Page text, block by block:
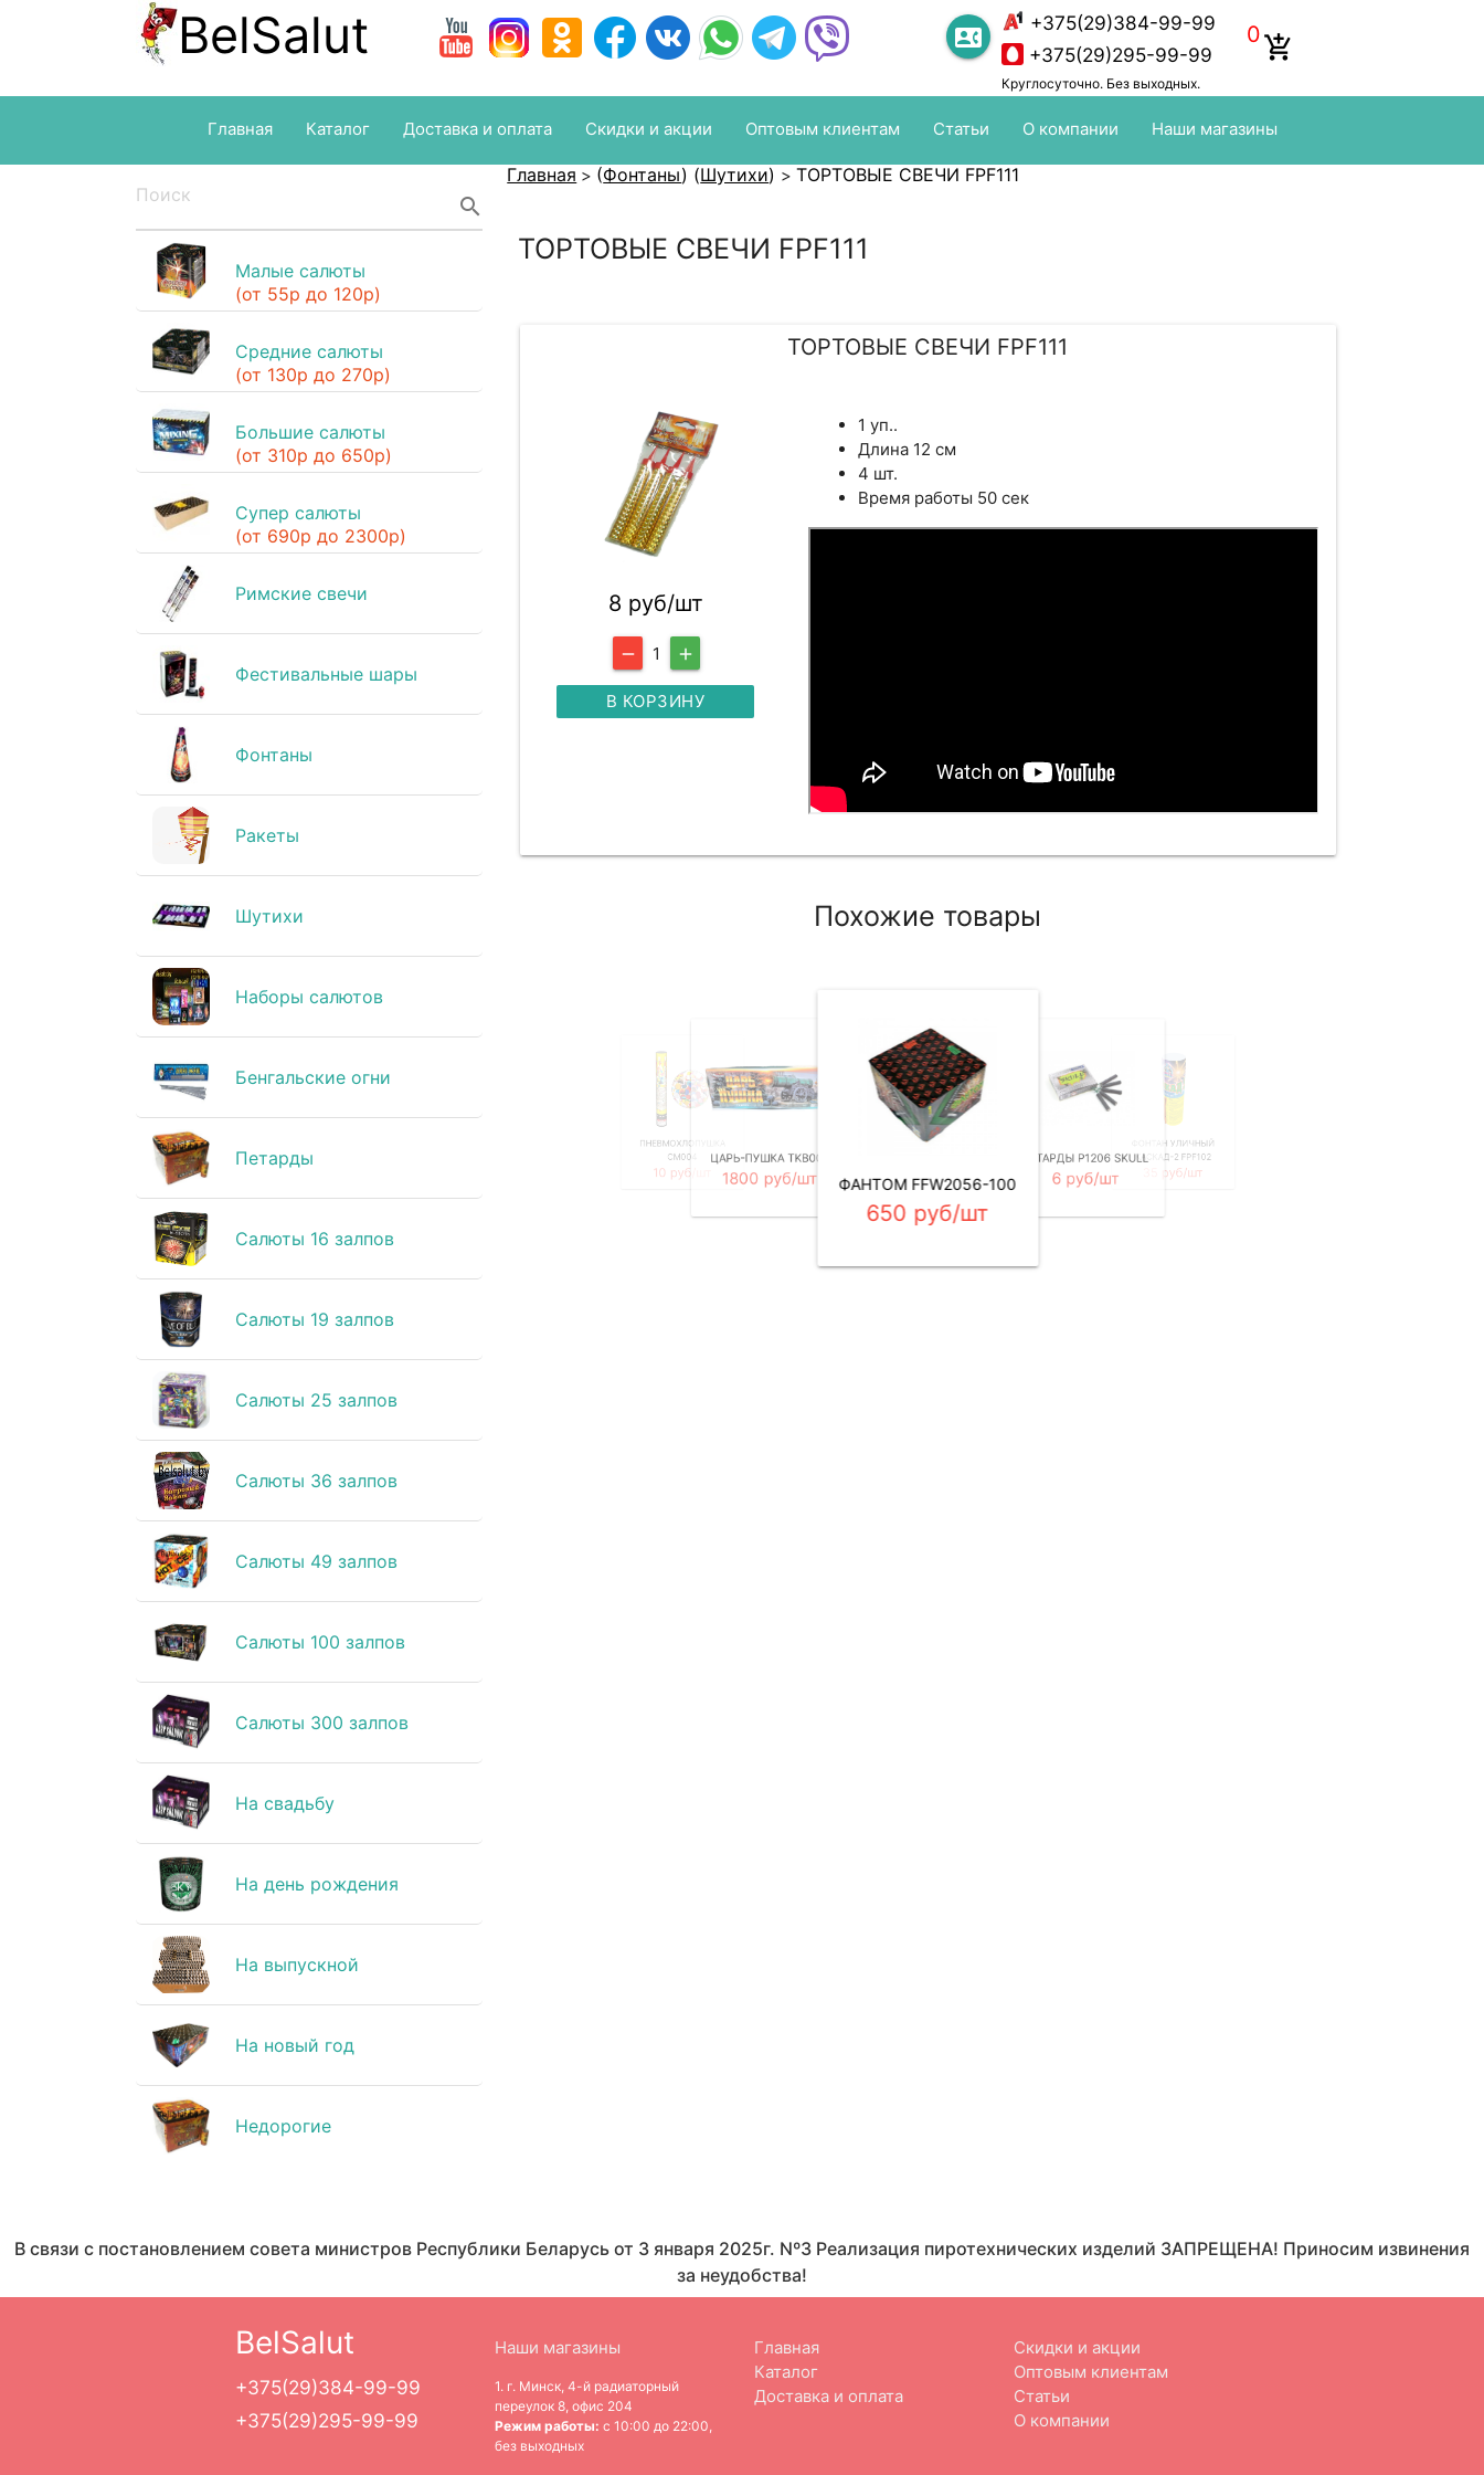
BelSalut contact_phone
+375(29)384-99-99
+375(29)295-99-99
Круглосуточно. Без выходных.
add_shopping_cart
0
Главная Каталог Доставка и оплата Скидки и акции Оптовым клиентам Статьи О компании Наши магазины
search
Малые салюты
(от 55р до 120р)
Средние салюты
(от 130р до 270р)
Большие салюты
(от 310р до 650р)
Супер салюты
(от 690р до 2300р)
Римские свечи
Фестивальные шары
Фонтаны
Ракеты
Шутихи
Наборы салютов
Бенгальские огни
Петарды
Салюты 16 залпов
Салюты 19 залпов
Салюты 25 залпов
Салюты 36 залпов
Салюты 49 залпов
Салюты 100 залпов
Салюты 300 залпов
На свадьбу
На день рождения
На выпускной
На новый год
Недорогие
Главная > (Фонтаны) (Шутихи) >ТОРТОВЫЕ СВЕЧИ FPF111
ТОРТОВЫЕ СВЕЧИ FPF111
ТОРТОВЫЕ СВЕЧИ FPF111
8 руб/шт
remove 1 add
В КОРЗИНУ
1 уп..
Длина 12 см
4 шт.
Время работы 50 сек
Похожие товары
ФАНТОМ FFW2056-100
650 руб/шт
ПЕТАРДЫ P1206 SKULL
6 руб/шт
ФОНТАН УЛИЧНЫЙ
КАСКАД-2 FPF102
35 руб/шт
90 руб/шт
ПНЕВМОХЛОПУШКА
CM004
10 руб/шт
ЦАРЬ-ПУШКА TKB003
1800 руб/шт
В связи с постановлением совета министров Республики Беларусь от 3 января 2025г. Nº3 Реализация пиротехнических изделий ЗАПРЕЩЕНА! Приносим извинения
за неудобства!
BelSalut
+375(29)384-99-99
+375(29)295-99-99
Наши магазины
1. г. Минск, 4-й радиаторный
переулок 8, офис 204
Режим работы: с 10:00 до 22:00,
без выходных
Главная
Каталог
Доставка и оплата
Скидки и акции
Оптовым клиентам
Статьи
О компании